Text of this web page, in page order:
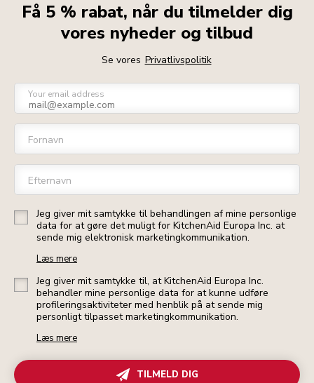
Få 5 % rabat, når du tilmelder dig
vores nyheder og tilbud
Se vores Privatlivspolitik
Your email address
Fornavn
Efternavn
Jeg giver mit samtykke til behandlingen af mine personlige
data for at gøre det muligt for KitchenAid Europa Inc. at
sende mig elektronisk marketingkommunikation.
Læs mere
Jeg giver mit samtykke til, at KitchenAid Europa Inc.
behandler mine personlige data for at kunne udføre
profileringsaktiviteter med henblik på at sende mig
personligt tilpasset marketingkommunikation.
Læs mere
TILMELD DIG